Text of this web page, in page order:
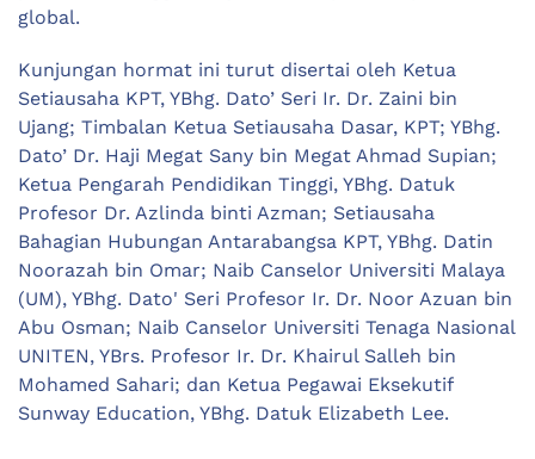
global.
Kunjungan hormat ini turut disertai oleh Ketua
Setiausaha KPT, YBhg. Dato’ Seri Ir. Dr. Zaini bin
Ujang; Timbalan Ketua Setiausaha Dasar, KPT; YBhg.
Dato’ Dr. Haji Megat Sany bin Megat Ahmad Supian;
Ketua Pengarah Pendidikan Tinggi, YBhg. Datuk
Profesor Dr. Azlinda binti Azman; Setiausaha
Bahagian Hubungan Antarabangsa KPT, YBhg. Datin
Noorazah bin Omar; Naib Canselor Universiti Malaya
(UM), YBhg. Dato' Seri Profesor Ir. Dr. Noor Azuan bin
Abu Osman; Naib Canselor Universiti Tenaga Nasional
UNITEN, YBrs. Profesor Ir. Dr. Khairul Salleh bin
Mohamed Sahari; dan Ketua Pegawai Eksekutif
Sunway Education, YBhg. Datuk Elizabeth Lee.